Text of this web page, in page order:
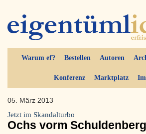
Warum ef? Bestellen Autoren
Konferenz Marktplatz
05. März 2013
Jetzt im Skandalturbo
Ochs vorm Schuldenberg